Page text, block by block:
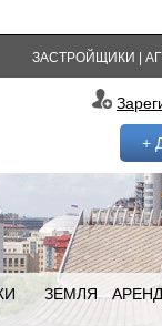
ЗАСТРОЙЩИКИ
+
ЗЕМЛЯ